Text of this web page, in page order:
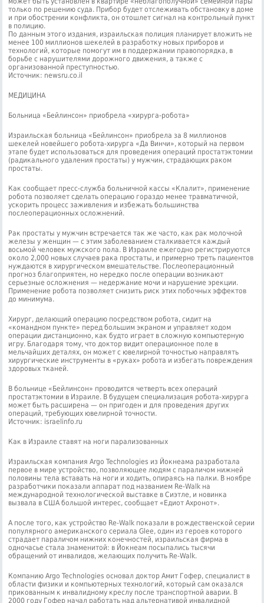
только по решению суда. Прибор будет отслеживать обстановку в доме
и при обострении конфликта, он отошлет сигнал на контрольный пункт
в полицию.
По данным этого издания, израильская полиция планирует вложить не
менее 100 миллионов шекелей в разработку новых приборов и
технологий, которые помогут им в поддержании правопорядка, в
борьбе с нарушителями дорожного движения, а также с
организованной преступностью.
Источник: newsru.co.il
МЕДИЦИНА
Больница «Бейлинсон» приобрела «хирурга-робота»
Израильская больница «Бейлинсон» приобрела за 8 миллионов
шекелей новейшего робота-хирурга «Да Винчи», который на первом
этапе будет использоваться для проведения операций простатэктомии
(радикального удаления простаты) у мужчин, страдающих раком
простаты.
Как сообщает пресс-служба больничной кассы «Клалит», применение
робота позволяет сделать операцию гораздо менее травматичной,
ускорить процесс заживления и избежать большинства
послеоперационных осложнений.
Рак простаты у мужчин встречается так же часто, как рак молочной
железы у женщин — с этим заболеванием сталкивается каждый
восьмой человек мужского пола. В Израиле ежегодно регистрируются
около 2,000 новых случаев рака простаты, и примерно треть пациентов
нуждаются в хирургическом вмешательстве. Послеоперационный
прогноз благоприятен, но нередко после операции возникают
серьезные осложнения — недержание мочи и нарушение эрекции.
Применение робота позволяет снизить риск этих побочных эффектов
до минимума.
Хирург, делающий операцию посредством робота, сидит на
«командном пункте» перед большим экраном и управляет ходом
операции дистанционно, как будто играет в сложную компьютерную
игру. Благодаря тому, что доктор видит операционное поле в
мельчайших деталях, он может с ювелирной точностью направлять
хирургические инструменты в «руках» робота и избегать повреждения
здоровых тканей.
В больнице «Бейлинсон» проводится четверть всех операций
простатэктомии в Израиле. В будущем специализация робота-хирурга
может быть расширена — он пригоден и для проведения других
операций, требующих ювелирной точности.
Источник: israelinfo.ru
Как в Израиле ставят на ноги парализованных
Израильская компания Argo Technologies из Йокнеама разработала
первое в мире устройство, позволяющее людям с параличом нижней
половины тела вставать на ноги и ходить, опираясь на палки. В ноябре
разработчики показали аппарат под названием Re-Walk на
международной технологической выставке в Сиэтле, и новинка
вызвала в США большой интерес, сообщает «Едиот Ахронот».
А после того, как устройство Re-Walk показали в рождественской серии
популярного американского сериала Glee, один из героев которого
страдает параличом нижних конечностей, израильская фирма в
одночасье стала знаменитой: в Йокнеам посыпались тысячи
обращений от инвалидов, желающих получить Re-Walk.
Компанию Argo Technologies основал доктор Амит Гофер, специалист в
области физики и компьютерных технологий, который сам оказался
прикованным к инвалидному креслу после транспортной аварии. В
2000 году Гофер начал работать над альтернативой инвалидной